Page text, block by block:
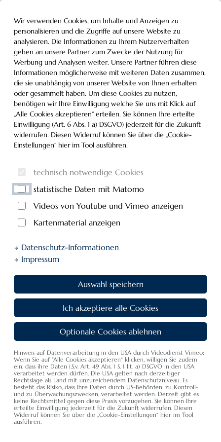
Informationen und Einstellungen zur Barrierefreiheit
MENÜ
Wir verwenden Cookies, um Inhalte und Anzeigen zu
personalisieren und die Zugriffe auf unsere Website zu
analysieren. Die Informationen zu Ihrem Nutzerverhalten
gehen an unsere Partner zum Zwecke der Nutzung für
Werbung und Analysen weiter. Unsere Partner führen diese
Informationen möglicherweise mit weiteren Daten zusammen,
die sie unabhängig von unserer Website von Ihnen erhalten
oder gesammelt haben. Um diese Cookies zu nutzen,
benötigen wir Ihre Einwilligung welche Sie uns mit Klick auf
„Alle Cookies akzeptieren“ erteilen. Sie können Ihre erteilte
Einwilligung (Art. 6 Abs. 1 a) DSGVO) jederzeit für die Zukunft
widerrufen. Diesen Widerruf können Sie über die „Cookie-
Einstellungen“ hier im Tool ausführen.
technisch notwendige Cookies
statistische Daten mit Matomo
Videos von Youtube und Vimeo anzeigen
Kartenmaterial anzeigen
Datenschutz-Informationen
Impressum
Auswahl speichern
Ich akzeptiere alle Cookies
Optionale Cookies ablehnen
Hinweis auf Datenverarbeitung in den USA durch Videodienst Vimeo:
Wenn Sie auf "Alle Cookies akzeptieren“ klicken, willigen Sie zudem
ein, dass ihre Daten i.S.v. Art. 49 Abs. 1 S. 1 lit. a) DSGVO in den USA
verarbeitet werden dürfen. Die USA gelten nach derzeitiger
Rechtslage als Land mit unzureichendem Datenschutzniveau. Es
besteht das Risiko, dass Ihre Daten durch US-Behörden, zu Kontroll-
und zu Überwachungszwecken, verarbeitet werden. Derzeit gibt es
keine Rechtsmittel gegen diese Praxis vorzugehen. Sie können Ihre
erteilte Einwilligung jederzeit für die Zukunft widerrufen. Diesen
Widerruf können Sie über die „Cookie-Einstellungen“ hier im Tool
ausführen.